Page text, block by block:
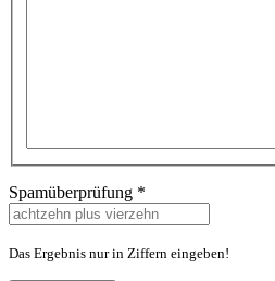
Spamüberprüfung *
Das Ergebnis nur in Ziffern eingeben!